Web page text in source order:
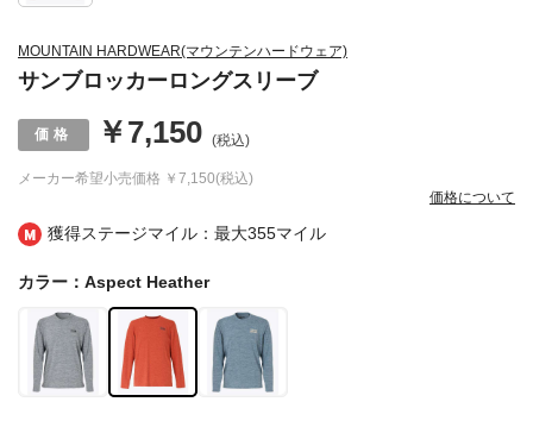
獲得ステージマイル：最大355マイル
MOUNTAIN HARDWEAR(マウンテンハードウェア)
サンブロッカーロングスリーブ
メーカー希望小売価格 ￥7,150(税込)
￥7,150 (税込)
価格について
カラー：Aspect Heather